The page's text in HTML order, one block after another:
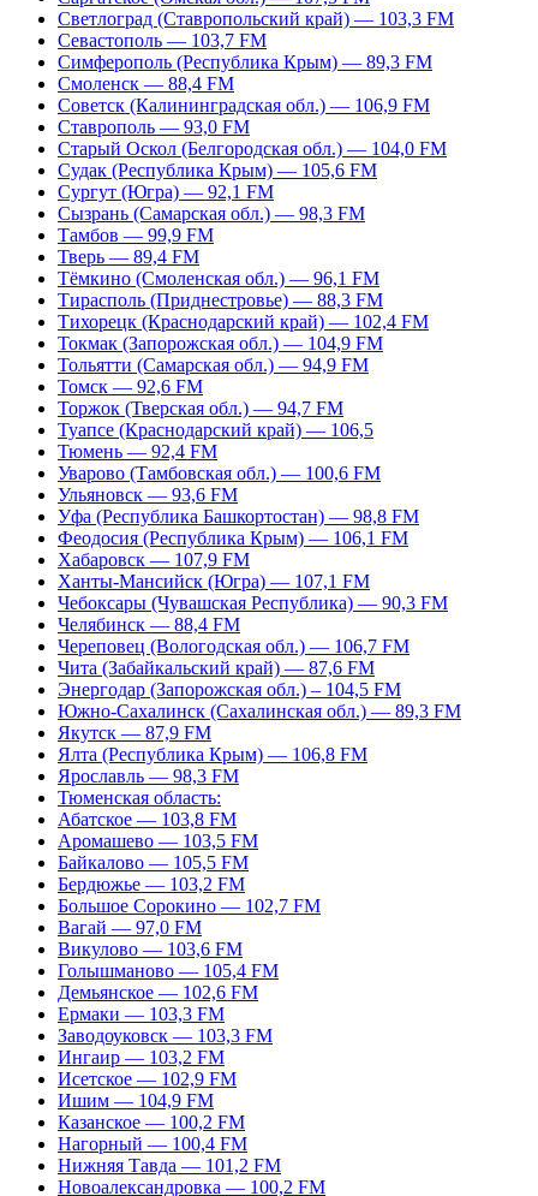
Светлоград (Ставропольский край) — 103,3 FM
Севастополь — 103,7 FM
Симферополь (Республика Крым) — 89,3 FM
Смоленск — 88,4 FM
Советск (Калининградская обл.) — 106,9 FM
Ставрополь — 93,0 FM
Старый Оскол (Белгородская обл.) — 104,0 FM
Судак (Республика Крым) — 105,6 FM
Сургут (Югра) — 92,1 FM
Сызрань (Самарская обл.) — 98,3 FM
Тамбов — 99,9 FM
Тверь — 89,4 FM
Тёмкино (Смоленская обл.) — 96,1 FM
Тирасполь (Приднестровье) — 88,3 FM
Тихорецк (Краснодарский край) — 102,4 FM
Токмак (Запорожская обл.) — 104,9 FM
Тольятти (Самарская обл.) — 94,9 FM
Томск — 92,6 FM
Торжок (Тверская обл.) — 94,7 FM
Туапсе (Краснодарский край) — 106,5
Тюмень — 92,4 FM
Уварово (Тамбовская обл.) — 100,6 FM
Ульяновск — 93,6 FM
Уфа (Республика Башкортостан) — 98,8 FM
Феодосия (Республика Крым) — 106,1 FM
Хабаровск — 107,9 FM
Ханты-Мансийск (Югра) — 107,1 FM
Чебоксары (Чувашская Республика) — 90,3 FM
Челябинск — 88,4 FM
Череповец (Вологодская обл.) — 106,7 FM
Чита (Забайкальский край) — 87,6 FM
Энергодар (Запорожская обл.) – 104,5 FM
Южно-Сахалинск (Сахалинская обл.) — 89,3 FM
Якутск — 87,9 FM
Ялта (Республика Крым) — 106,8 FM
Ярославль — 98,3 FM
Тюменская область:
Абатское — 103,8 FM
Аромашево — 103,5 FM
Байкалово — 105,5 FM
Бердюжье — 103,2 FM
Большое Сорокино — 102,7 FM
Вагай — 97,0 FM
Викулово — 103,6 FM
Голышманово — 105,4 FM
Демьянское — 102,6 FM
Ермаки — 103,3 FM
Заводоуковск — 103,3 FM
Ингаир — 103,2 FM
Исетское — 102,9 FM
Ишим — 104,9 FM
Казанское — 100,2 FM
Нагорный — 100,4 FM
Нижняя Тавда — 101,2 FM
Новоалександровка — 100,2 FM